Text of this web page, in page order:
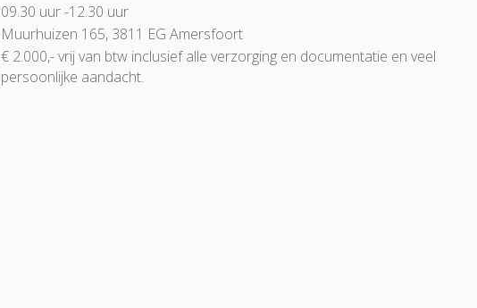
09.30 uur -12.30 uur
Muurhuizen 165, 3811 EG Amersfoort
€ 2.000,- vrij van btw inclusief alle verzorging en documentatie en veel
persoonlijke aandacht.